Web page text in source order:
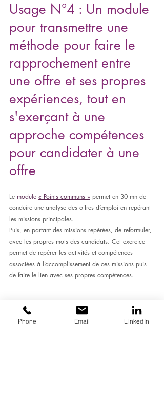
Usage N°4 : Un module
pour transmettre une
méthode pour faire le
rapprochement entre
une offre et ses propres
expériences, tout en
s'exerçant à une
approche compétences
pour candidater à une
offre
Le module « Points communs » permet en 30 mn de
conduire une analyse des offres d’emploi en repérant
les missions principales.
Puis, en partant des missions repérées, de reformuler,
avec les propres mots des candidats. Cet exercice
permet de repérer les activités et compétences
associées à l’accomplissement de ces missions puis
de faire le lien avec ses propres compétences.
Usage N°5 : Un jeu de
Phone Email LinkedIn